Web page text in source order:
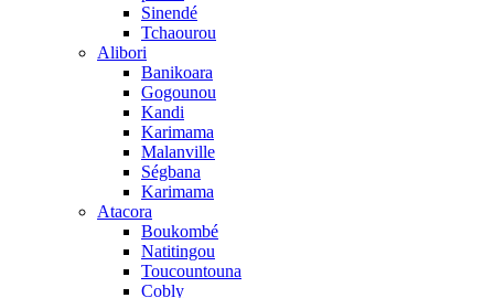
Sinendé
Tchaourou
Alibori
Banikoara
Gogounou
Kandi
Karimama
Malanville
Ségbana
Karimama
Atacora
Boukombé
Natitingou
Toucountouna
Cobly